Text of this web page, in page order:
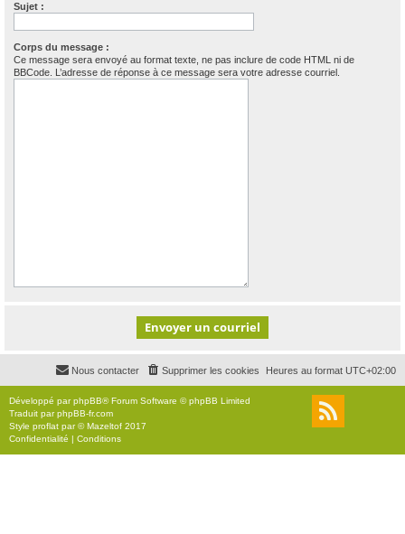
Sujet :
Corps du message :
Ce message sera envoyé au format texte, ne pas inclure de code HTML ni de
BBCode. L’adresse de réponse à ce message sera votre adresse courriel.
Heures au format UTC+02:00
Supprimer les cookies
Nous contacter
Développé parphpBB® Forum Software © phpBB Limited
Traduit parphpBB-fr.com
Style proflat par ©Mazeltof 2017
Confidentialité | Conditions